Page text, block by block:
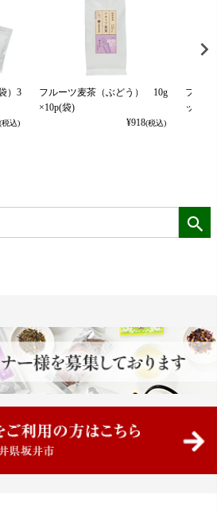
）3
(税込)
フルーツ麦茶（ぶどう） 10g
×10p(袋)
¥918(税込)
フルー
ット